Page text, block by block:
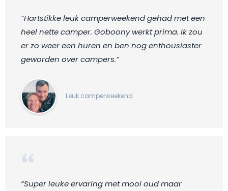
“Hartstikke leuk camperweekend gehad met een
heel nette camper. Goboony werkt prima. Ik zou
er zo weer een huren en ben nog enthousiaster
geworden over campers.“
Leuk camperweekend
“Super leuke ervaring met mooi oud maar